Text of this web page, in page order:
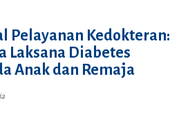
Pelayanan Kedokteran:
Laksana Diabetes
Anak dan Remaja